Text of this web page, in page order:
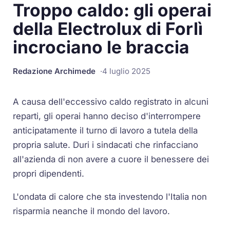
Troppo caldo: gli operai
della Electrolux di Forlì
incrociano le braccia
Redazione Archimede 4 luglio 2025
A causa dell'eccessivo caldo registrato in alcuni
reparti, gli operai hanno deciso d'interrompere
anticipatamente il turno di lavoro a tutela della
propria salute. Duri i sindacati che rinfacciano
all'azienda di non avere a cuore il benessere dei
propri dipendenti.
L'ondata di calore che sta investendo l'Italia non
risparmia neanche il mondo del lavoro.